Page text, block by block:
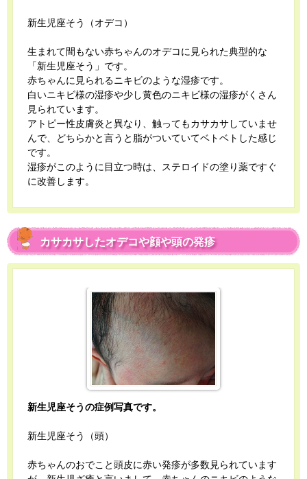
新生児座そう（オデコ）
生まれて間もない赤ちゃんのオデコに見られた典型的な
「新生児座そう」です。
赤ちゃんに見られるニキビのような湿疹です。
白いニキビ様の湿疹や少し黄色のニキビ様の湿疹がくさん
見られています。
アトピー性皮膚炎と異なり、触ってもカサカサしていませ
んで、どちらかと言うと脂がついていてベトベトした感じ
です。
湿疹がこのように目立つ時は、ステロイドの塗り薬ですぐ
に改善します。
カサカサしたオデコや顔や頭の発疹
新生児座そうの症例写真です。
新生児座そう（頭）
赤ちゃんのおでこと頭皮に赤い発疹が多数見られています